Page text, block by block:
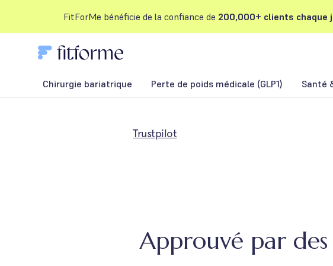
FitForMe bénéficie de la confiance de 200,000+ clients chaque
Chirurgie bariatrique Perte de poids médicale (GLP1) Santé
Trustpilot
Approuvé par